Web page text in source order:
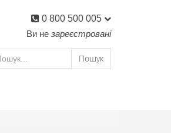
Пошук
Ви не зареєстровані
0 800 500 005